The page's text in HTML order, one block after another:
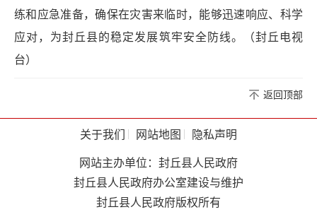
练和应急准备，确保在灾害来临时，能够迅速响应、科学
应对，为封丘县的稳定发展筑牢安全防线。（封丘电视
台）
返回顶部
关于我们 网站地图
隐私声明
网站主办单位：封丘县人民政府
封丘县人民政府办公室建设与维护
封丘县人民政府版权所有